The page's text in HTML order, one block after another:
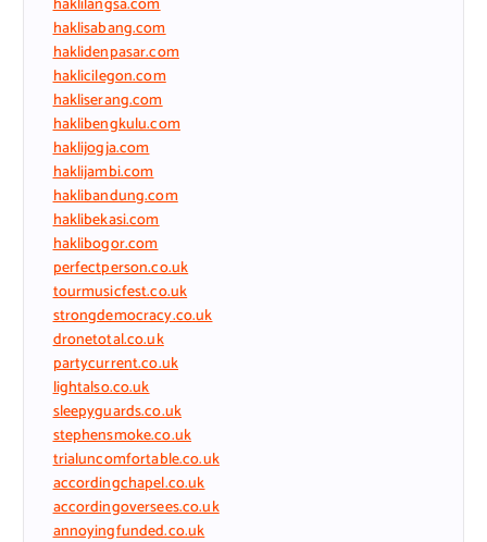
haklisabang.com
haklidenpasar.com
haklicilegon.com
hakliserang.com
haklibengkulu.com
haklijogja.com
haklijambi.com
haklibandung.com
haklibekasi.com
haklibogor.com
perfectperson.co.uk
tourmusicfest.co.uk
strongdemocracy.co.uk
dronetotal.co.uk
partycurrent.co.uk
lightalso.co.uk
sleepyguards.co.uk
stephensmoke.co.uk
trialuncomfortable.co.uk
accordingchapel.co.uk
accordingoversees.co.uk
annoyingfunded.co.uk